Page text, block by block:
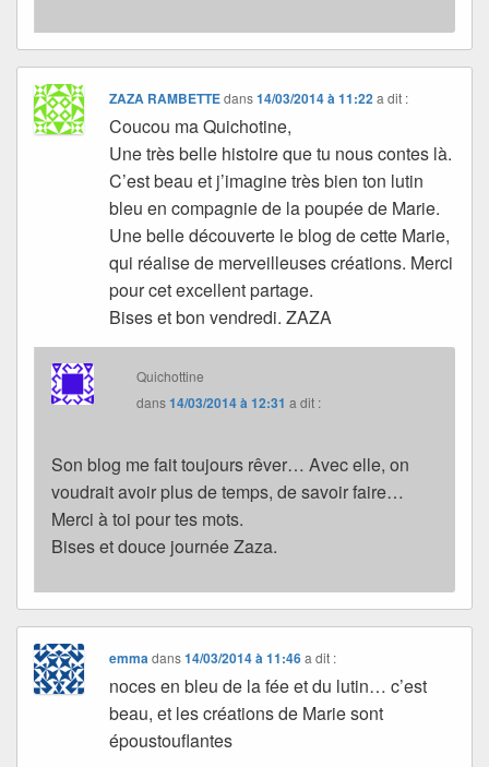
ZAZA RAMBETTEdans14/03/2014 à 11:22 a dit :
Coucou ma Quichotine,
Une très belle histoire que tu nous contes là.
C’est beau et j’imagine très bien ton lutin
bleu en compagnie de la poupée de Marie.
Une belle découverte le blog de cette Marie,
qui réalise de merveilleuses créations. Merci
pour cet excellent partage.
Bises et bon vendredi. ZAZA
Quichottine
dans14/03/2014 à 12:31 a dit :
Son blog me fait toujours rêver… Avec elle, on
voudrait avoir plus de temps, de savoir faire…
Merci à toi pour tes mots.
Bises et douce journée Zaza.
emmadans14/03/2014 à 11:46 a dit :
noces en bleu de la fée et du lutin… c’est
beau, et les créations de Marie sont
époustouflantes